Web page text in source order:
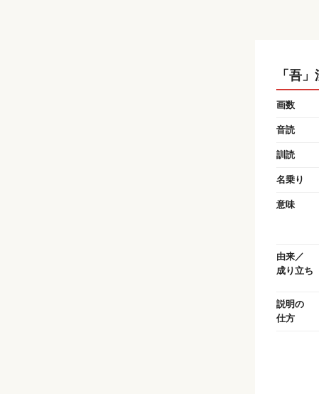
「吾
画数
音読
訓読
名乗り
意味
由来／
成り立ち
説明の
仕方